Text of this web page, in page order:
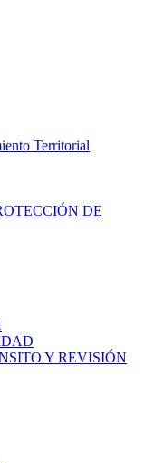
Territorial
DE
Y REVISIÓN